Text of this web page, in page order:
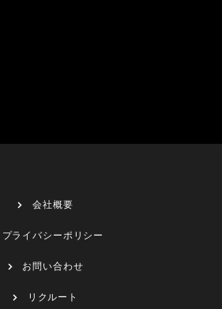
会社概要
プライバシーポリシー
お問い合わせ
リクルート